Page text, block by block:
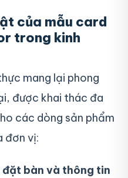
của mẫu card
trong kinh
mang lại phong
được khai thác đa
các dòng sản phẩm
đơn vị:
bàn và thông tin